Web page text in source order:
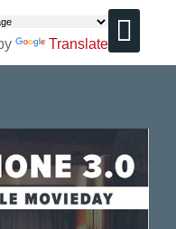
Translate